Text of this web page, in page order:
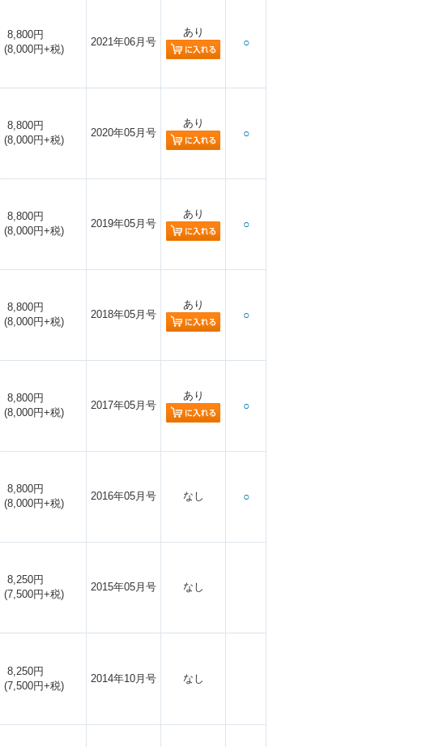
8,800円
(8,000円+税)
2021年06月号
あり
○
8,800円
(8,000円+税)
2020年05月号
あり
○
8,800円
(8,000円+税)
2019年05月号
あり
○
8,800円
(8,000円+税)
2018年05月号
あり
○
8,800円
(8,000円+税)
2017年05月号
あり
○
8,800円
(8,000円+税)
2016年05月号 なし ○
8,250円
(7,500円+税)
2015年05月号 なし
8,250円
(7,500円+税)
2014年10月号 なし